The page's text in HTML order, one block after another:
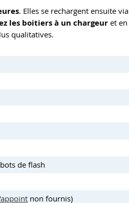
. Elles se rechargent ensuite via
les boitiers à un chargeur et en
qualitatives.
de flash
non fournis)